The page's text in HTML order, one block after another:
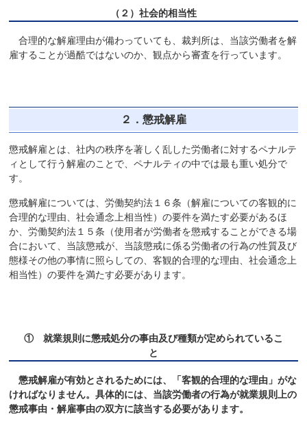
（２）社会的相当性
合理的な解雇理由が備わっていても、裁判所は、当該労働者を解
雇することが過酷ではないのか、観点から審査を行っています。
２．懲戒解雇
懲戒解雇とは、社内の秩序を著しく乱した労働者に対するペナルテ
ィとして行う解雇のことで、ペナルティの中では最も重い処分で
す。
懲戒解雇については、労働契約法１６条（解雇についての客観的に
合理的な理由、社会通念上相当性）の要件を満たす必要があるほ
か、労働契約法１５条（使用者が労働者を懲戒することができる場
合において、当該懲戒が、当該懲戒に係る労働者の行為の性質及び
態様その他の事情に照らしての、客観的合理的な理由、社会通念上
相当性）の要件を満たす必要があります。
① 就業規則に懲戒処分の事由及び種類が定められているこ
と
懲戒解雇が有効とされるためには、「客観的合理的な理由」がな
ければなりません。具体的には、当該労働者の行為が就業規則上の
懲戒事由・解雇事由の双方に該当する必要があります。